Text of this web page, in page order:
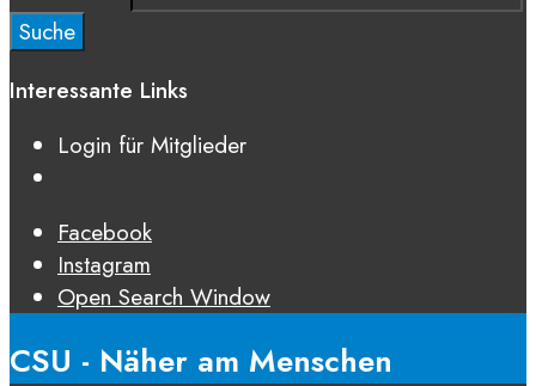
Suche
Interessante Links
Login für Mitglieder
Facebook
Instagram
Open Search Window
CSU - Näher am Menschen